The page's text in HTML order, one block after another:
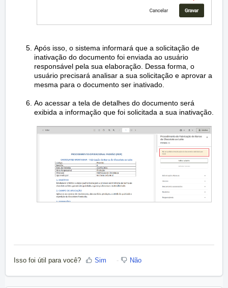
Após isso, o sistema informará que a solicitação de
inativação do documento foi enviada ao usuário
responsável pela sua elaboração. Dessa forma, o
usuário precisará analisar a sua solicitação e aprovar a
mesma para o documento ser inativado.
Ao acessar a tela de detalhes do documento será
exibida a informação que foi solicitada a sua inativação.
Isso foi útil para você? Sim Não